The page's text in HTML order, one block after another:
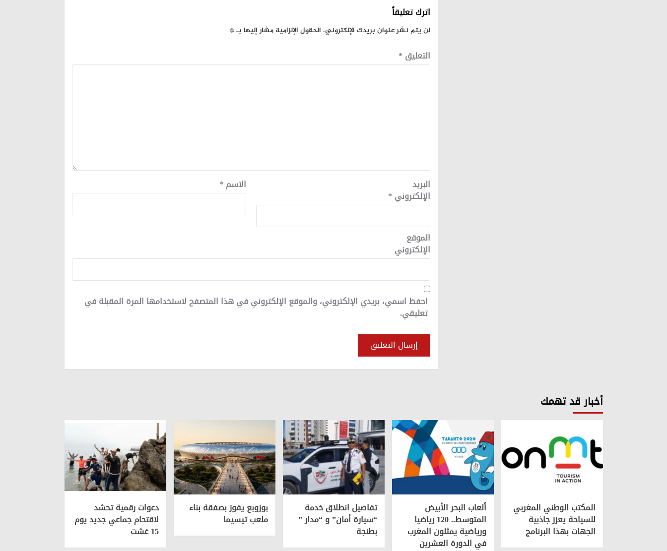
اترك تعليقاً
لن يتم نشر عنوان بريدك الإلكتروني. الحقول الإلزامية مشار إليها بـ*
التعليق *
الاسم * البريد
الإلكتروني *
الموقع
الإلكتروني
احفظ اسمي، بريدي الإلكتروني، والموقع الإلكتروني في هذا المتصفح لاستخدامها المرة المقبلة في
تعليقي.
أخبار قد تهمك
المكتب الوطني المغربي
للسياحة يعزز جاذبية
الجهات بهذا البرنامج
ألعاب البحر الأبيض
المتوسط.. 120 رياضيا
ورياضية يمثلون المغرب
في الدورة العشرين
تفاصيل انطلاق خدمة
“سيارة أمان” و “مدار ”
بطنجة
بوزوبع يفوز بصفقة بناء
ملعب تيسيما
دعوات رقمية تحشد
لاقتحام جماعي جديد يوم
15 غشت